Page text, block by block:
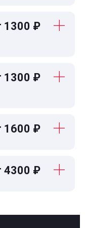
1300 ₽
1300 ₽
1600 ₽
4300 ₽